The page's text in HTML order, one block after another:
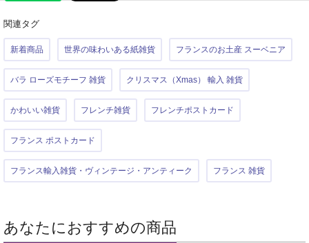
関連タグ
新着商品 世界の味わいある紙雑貨 フランスのお土産 スーベニア
バラ ローズモチーフ 雑貨 クリスマス（Xmas） 輸入 雑貨
かわいい雑貨 フレンチ雑貨 フレンチポストカード
フランス ポストカード
フランス輸入雑貨・ヴィンテージ・アンティーク フランス 雑貨
あなたにおすすめの商品